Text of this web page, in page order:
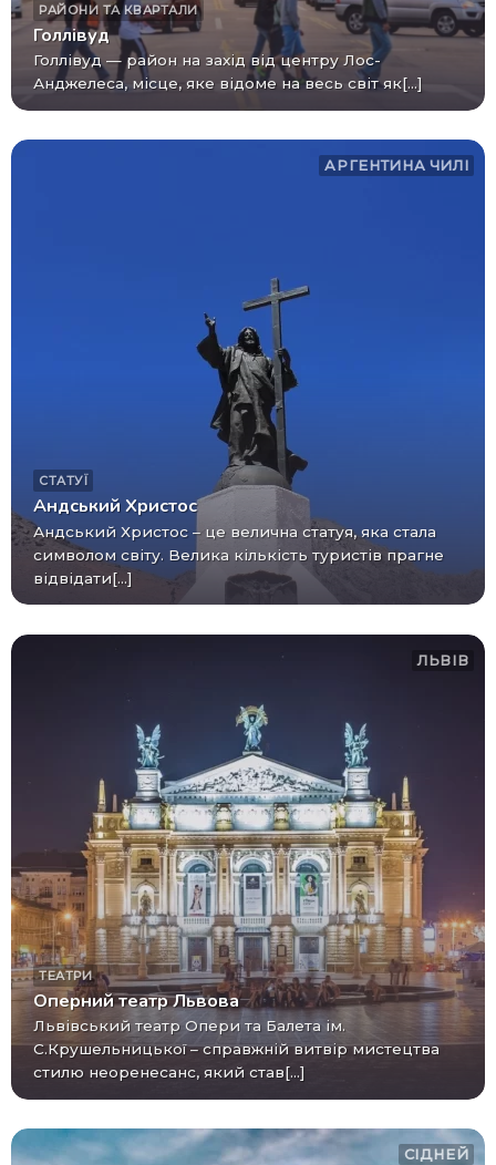
РАЙОНИ ТА КВАРТАЛИ
Голлівуд
Голлівуд — район на захід від центру Лос-
Анджелеса, місце, яке відоме на весь світ як[...]
АРГЕНТИНА ЧИЛІ
СТАТУЇ
Андський Христос
Андський Христос – це велична статуя, яка стала
символом світу. Велика кількість туристів прагне
відвідати[...]
ЛЬВІВ
ТЕАТРИ
Оперний театр Львова
Львівський театр Опери та Балета ім.
С.Крушельницької – справжній витвір мистецтва
стилю неоренесанс, який став[...]
СІДНЕЙ